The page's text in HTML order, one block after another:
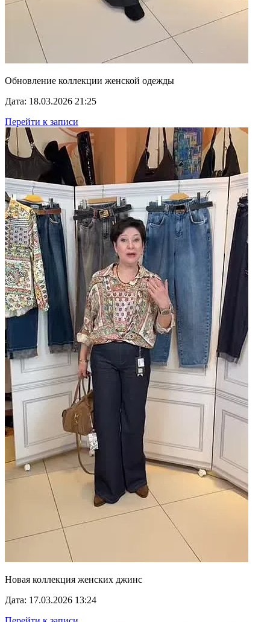
Обновление коллекции женской одежды
Дата: 18.03.2026 21:25
Перейти к записи
Новая коллекция женских джинс
Дата: 17.03.2026 13:24